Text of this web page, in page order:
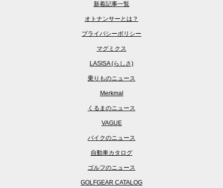
新着記事一覧
オトナンサーとは？
プライバシーポリシー
マグミクス
LASISA (らしさ)
乗りものニュース
Merkmal
くるまのニュース
VAGUE
バイクのニュース
自動車カタログ
ゴルフのニュース
GOLFGEAR CATALOG